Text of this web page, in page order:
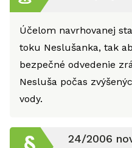
Účelom navrhovanej
toku Neslušanka, tak
bezpečné odvedenie
Nesluša počas
vody.
24/2006